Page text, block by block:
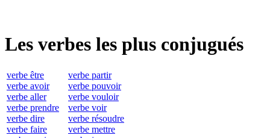
Les verbes les plus conjugués
verbe être
verbe avoir
verbe aller
verbe prendre
verbe dire
verbe faire
verbe partir
verbe pouvoir
verbe vouloir
verbe voir
verbe résoudre
verbe mettre